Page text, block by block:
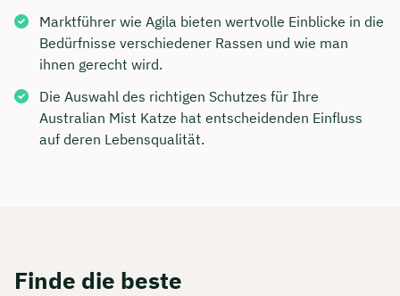
Marktführer wie Agila bieten wertvolle Einblicke in die
Bedürfnisse verschiedener Rassen und wie man
ihnen gerecht wird.
Die Auswahl des richtigen Schutzes für Ihre
Australian Mist Katze hat entscheidenden Einfluss
auf deren Lebensqualität.
Finde die beste